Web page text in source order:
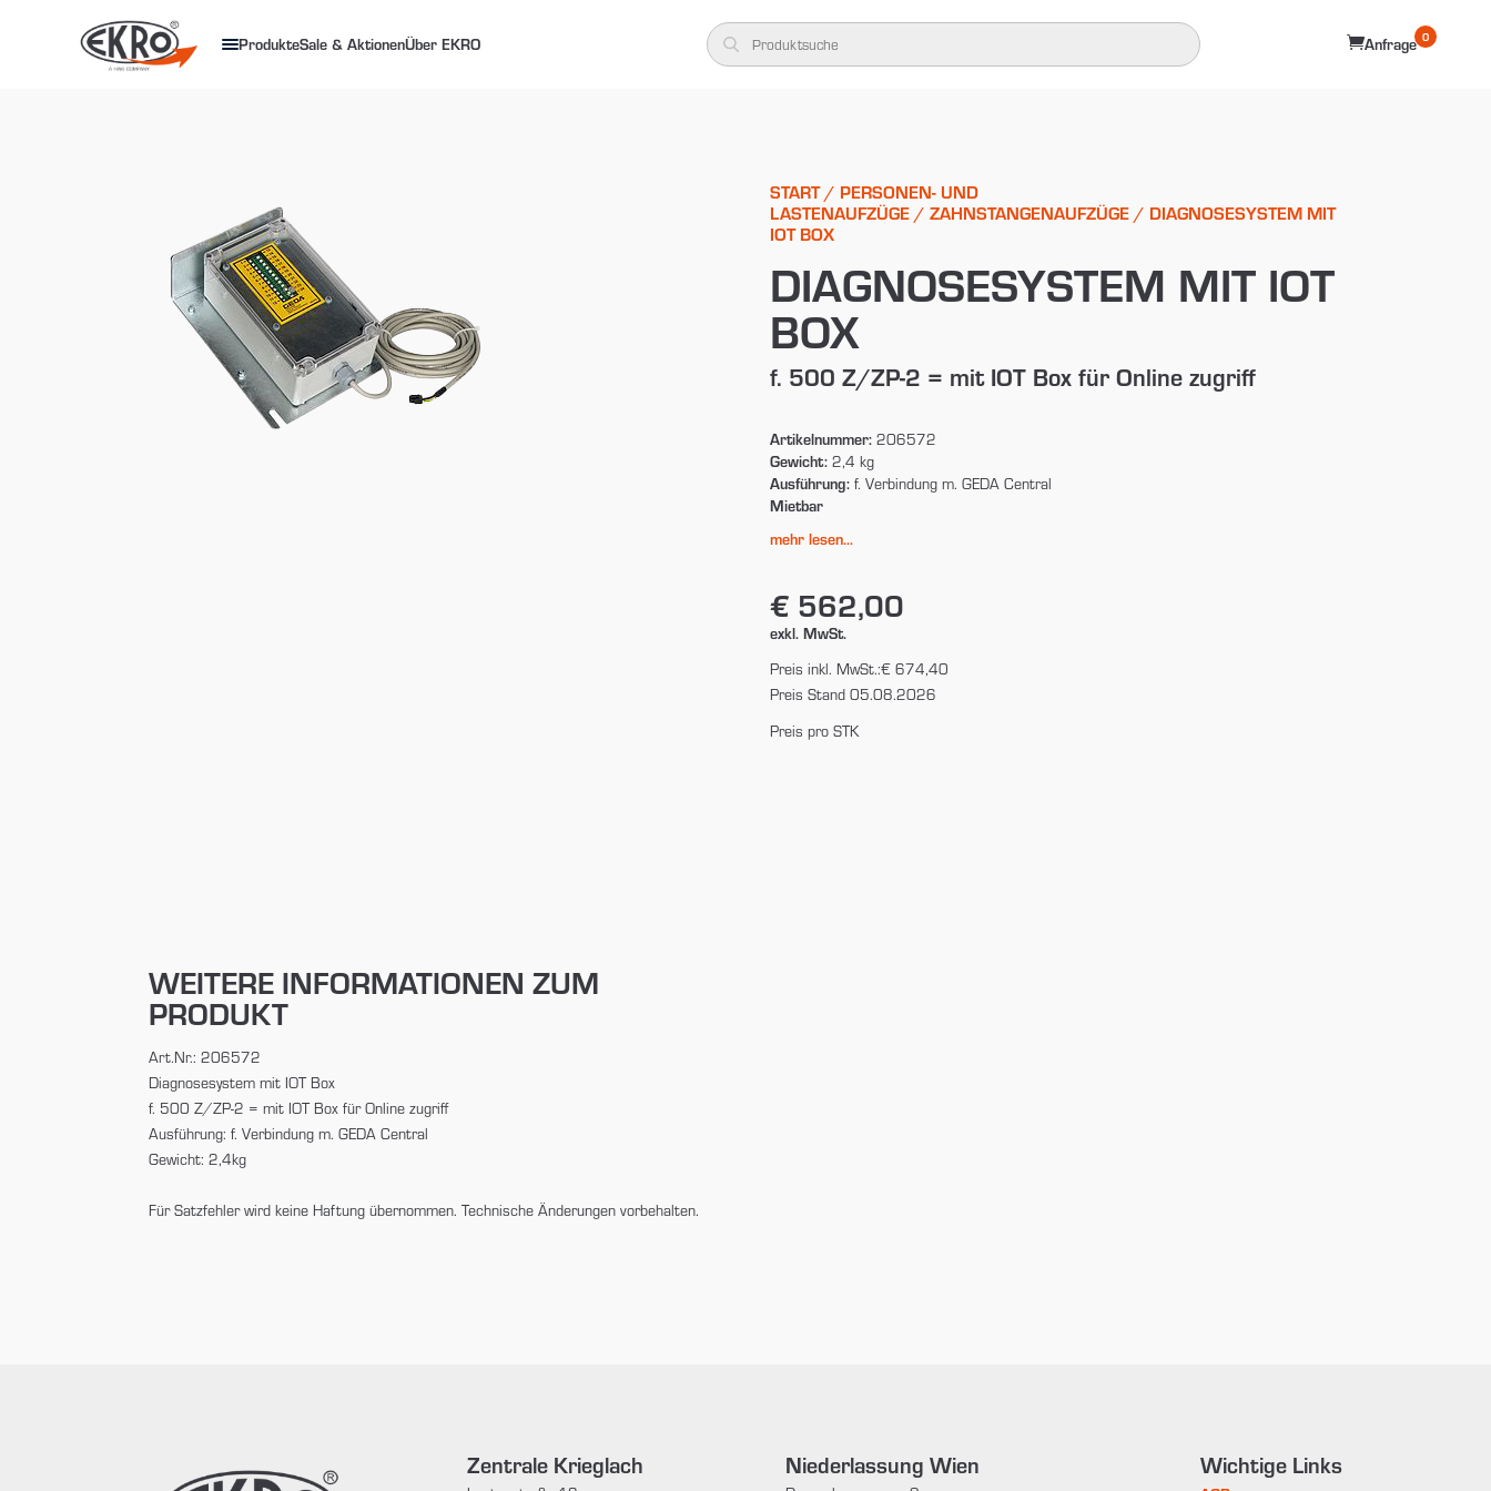
ProdukteSale & AktionenÜber EKRO Anfrage 0
START/ PERSONEN- UND
LASTENAUFZÜGE/ ZAHNSTANGENAUFZÜGE/ DIAGNOSESYSTEM MIT
IOT BOX
DIAGNOSESYSTEM MIT IOT
BOX
f. 500 Z/ZP-2 = mit IOT Box für Online zugriff
Artikelnummer:206572
Gewicht:2,4 kg
Ausführung:f. Verbindung m. GEDA Central
Mietbar
mehr lesen...
€ 562,00
exkl. MwSt.
Preis inkl. MwSt.:€ 674,40
Preis Stand 05.08.2026
Preis pro STK
WEITERE INFORMATIONEN ZUM
PRODUKT
Art.Nr.: 206572
Diagnosesystem mit IOT Box
f. 500 Z/ZP-2 = mit IOT Box für Online zugriff
Ausführung: f. Verbindung m. GEDA Central
Gewicht: 2,4kg
Für Satzfehler wird keine Haftung übernommen. Technische Änderungen vorbehalten.
Zentrale Krieglach Niederlassung Wien Wichtige Links